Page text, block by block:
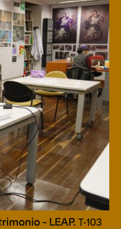
– LEAP. T-103